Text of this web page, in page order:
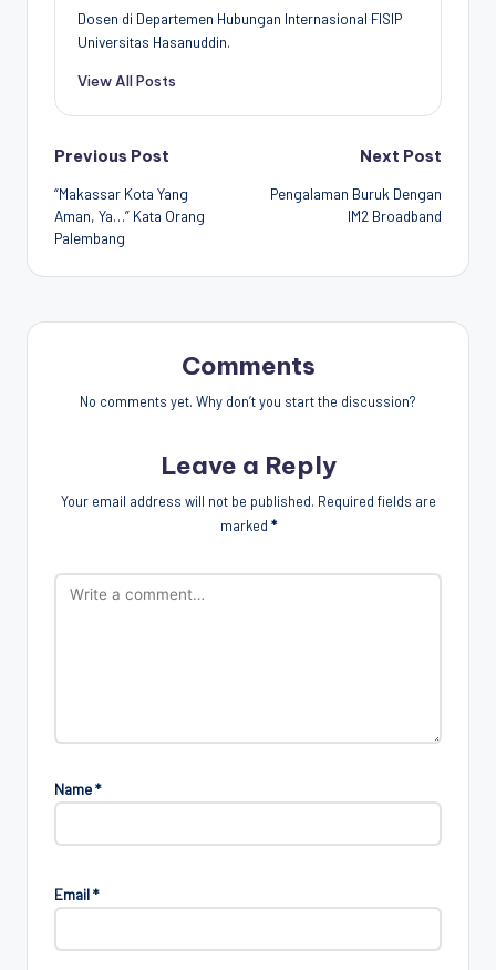
Dosen di Departemen Hubungan Internasional FISIP
Universitas Hasanuddin.
View All Posts
Post
navigation
Previous Post
“Makassar Kota Yang
Aman, Ya…” Kata Orang
Palembang
Next Post
Pengalaman Buruk Dengan
IM2 Broadband
Comments
No comments yet. Why don’t you start the discussion?
Leave a Reply
Your email address will not be published. Required fields are
marked *
Name*
Email*